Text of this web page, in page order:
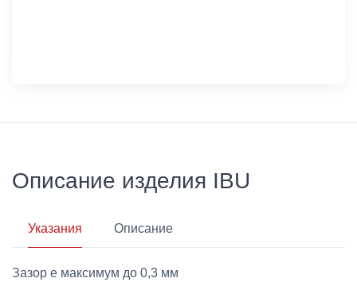
Описание изделия IBU
Указания Описание
Зазор e максимум до 0,3 мм